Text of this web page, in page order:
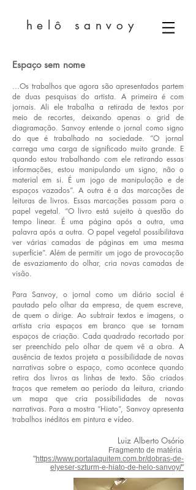
helô sanvoy
Espaço sem nome
...Os trabalhos que agora são apresentados partem
de duas pesquisas do artista. A primeira é com
jornais. Ali ele trabalha a retirada de textos por
meio de recortes, deixando apenas o grid de
diagramação. Sanvoy entende o jornal como signo
do que é trabalhado na sociedade. “O jornal
carrega uma carga de significado muito grande. E
quando estou trabalhando com ele retirando essas
informações, estou manipulando um signo, não o
material em si. É um jogo de manipulação e de
espaços vazados”. A outra é a das marcações de
leituras de livros. Essas marcações passam para o
papel vegetal. “O livro está sujeito à questão do
tempo linear. É uma página após a outra, uma
palavra após a outra. O papel vegetal possibilitava
ver várias camadas de páginas em uma mesma
superfície”. Além de permitir um jogo de provocação
de esvaziamento do olhar, cria novas camadas de
visão.
Para Sanvoy, o jornal como um diário social é
pautado pelo olhar da empresa, de quem escreve,
de quem o dirige. Ao subtrair textos e imagens, o
artista cria espaços em branco que se tornam
espaços de criação. Cada quadrado recortado por
ser preenchido pelo olhar de quem vê a obra. A
ausência de textos projeta a possibilidade de novas
narrativas sobre o espaço, como acontece quando
retira dos livros as linhas de texto. São criados
traços que remetem ao período da leitura, criando
um mapa que cria possibilidades de novas
narrativas. Para a mostra “Hiato”, Sanvoy apresenta
trabalhos inéditos em pintura e vídeo.
Luiz Alberto Osório
Fragmento de matéria
"https://www.portalaquitem.com.br/dobras-de-
elyeser-szturm-e-hiato-de-helo-sanvoy/"